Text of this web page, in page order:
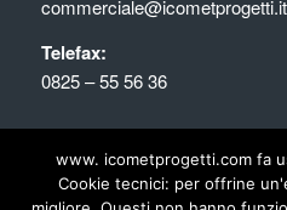
commerciale@icometprogetti.it
Telefax:
0825 – 55 56 36
Icomet Costruzioni
www. icometprogetti.com fa
Cookie tecnici: per offrine